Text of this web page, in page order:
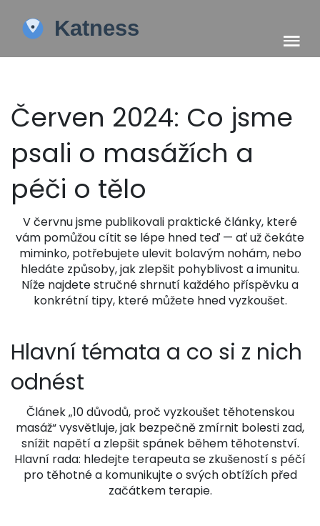
Červen 2024: Co jsme
psali o masážích a
péči o tělo
V červnu jsme publikovali praktické články, které
vám pomůžou cítit se lépe hned teď — ať už čekáte
miminko, potřebujete ulevit bolavým nohám, nebo
hledáte způsoby, jak zlepšit pohyblivost a imunitu.
Níže najdete stručné shrnutí každého příspěvku a
konkrétní tipy, které můžete hned vyzkoušet.
Hlavní témata a co si z nich
odnést
Článek „10 důvodů, proč vyzkoušet těhotenskou
masáž“ vysvětluje, jak bezpečně zmírnit bolesti zad,
snížit napětí a zlepšit spánek během těhotenství.
Hlavní rada: hledejte terapeuta se zkušeností s péčí
pro těhotné a komunikujte o svých obtížích před
začátkem terapie.